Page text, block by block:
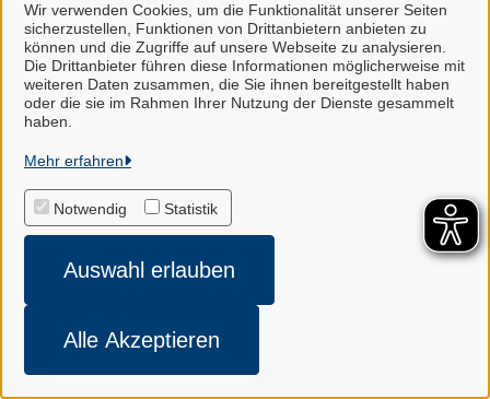
Wir verwenden Cookies, um die Funktionalität unserer Seiten
sicherzustellen, Funktionen von Drittanbietern anbieten zu
können und die Zugriffe auf unsere Webseite zu analysieren.
Die Drittanbieter führen diese Informationen möglicherweise mit
weiteren Daten zusammen, die Sie ihnen bereitgestellt haben
oder die sie im Rahmen Ihrer Nutzung der Dienste gesammelt
haben.
Mehr erfahren
Notwendig Statistik
Auswahl erlauben
Alle Akzeptieren
Landkreis Harburg
Alle Rechte vorbehalten
Cookie-Einstellungen